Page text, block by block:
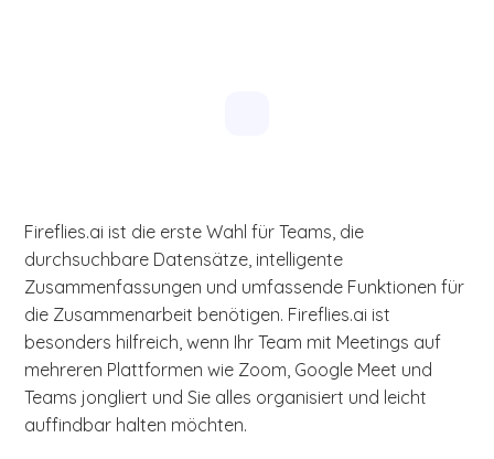
Fireflies.ai ist die erste Wahl für Teams, die
durchsuchbare Datensätze, intelligente
Zusammenfassungen und umfassende Funktionen für
die Zusammenarbeit benötigen. Fireflies.ai ist
besonders hilfreich, wenn Ihr Team mit Meetings auf
mehreren Plattformen wie Zoom, Google Meet und
Teams jongliert und Sie alles organisiert und leicht
auffindbar halten möchten.